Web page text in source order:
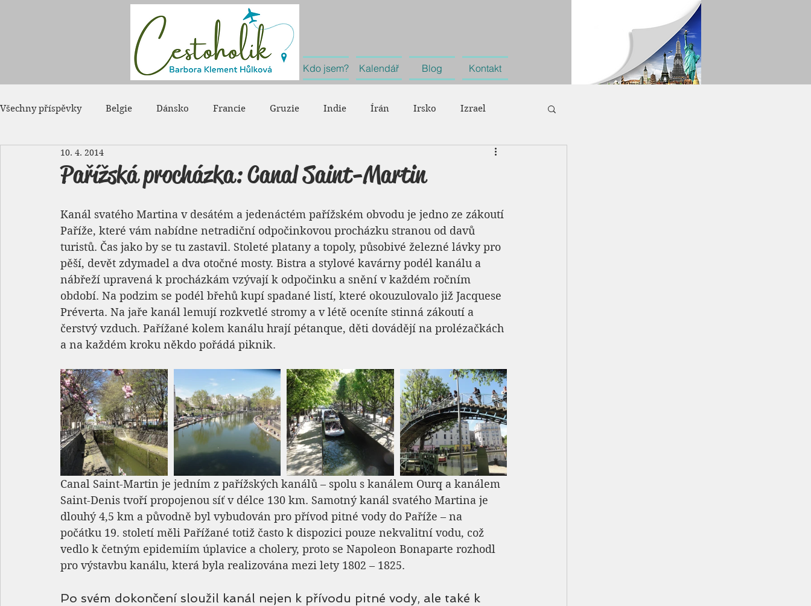
Kdo jsem? Kalendář Blog Kontakt
Všechny příspěvky Belgie Dánsko Francie Gruzie Indie Írán Irsko Izrael
Japonsko Kanada Rakousko
Pařížská procházka: Canal Saint-Martin
10. 4. 2014
Kanál svatého Martina v desátém a jedenáctém pařížském obvodu je jedno ze zákoutí
Paříže, které vám nabídne netradiční odpočinkovou procházku stranou od davů
turistů. Čas jako by se tu zastavil. Stoleté platany a topoly, působivé železné lávky pro
pěší, devět zdymadel a dva otočné mosty. Bistra a stylové kavárny podél kanálu a
nábřeží upravená k procházkám vzývají k odpočinku a snění v každém ročním
období. Na podzim se podél břehů kupí spadané listí, které okouzulovalo již Jacquese
Préverta. Na jaře kanál lemují rozkvetlé stromy a v létě oceníte stinná zákoutí a
čerstvý vzduch. Pařížané kolem kanálu hrají pétanque, děti dovádějí na prolézačkách
a na každém kroku někdo pořádá piknik.
Canal Saint-Martin je jedním z pařížských kanálů – spolu s kanálem Ourq a kanálem
Saint-Denis tvoří propojenou síť v délce 130 km. Samotný kanál svatého Martina je
dlouhý 4,5 km a původně byl vybudován pro přívod pitné vody do Paříže – na
počátku 19. století měli Pařížané totiž často k dispozici pouze nekvalitní vodu, což
vedlo k četným epidemiím úplavice a cholery, proto se Napoleon Bonaparte rozhodl
pro výstavbu kanálu, která byla realizována mezi lety 1802 – 1825.
Po svém dokončení sloužil kanál nejen k přívodu pitné vody, ale také k